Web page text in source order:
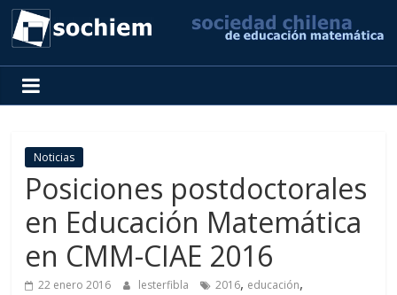
SOCHIEM
Sociedad
de
Educación
Matemática
Noticias
Posiciones postdoctorales
en Educación Matemática
en CMM-CIAE 2016
22 enero 2016 lesterfibla 2016, educación,